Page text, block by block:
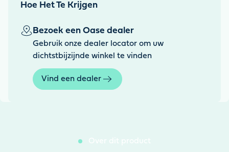
Hoe Het Te Krijgen
Bezoek een Oase dealer
Gebruik onze dealer locator om uw
dichtstbijzijnde winkel te vinden
Vind een dealer
Over dit product